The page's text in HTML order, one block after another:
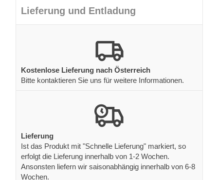
Lieferung und Entladung
Kostenlose Lieferung nach Österreich
Bitte kontaktieren Sie uns für weitere Informationen.
Lieferung
Ist das Produkt mit "Schnelle Lieferung" markiert, so
erfolgt die Lieferung innerhalb von 1-2 Wochen.
Ansonsten liefern wir saisonabhängig innerhalb von 6-8
Wochen.